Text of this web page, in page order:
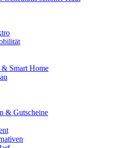
& Smart Home
& Gutscheine